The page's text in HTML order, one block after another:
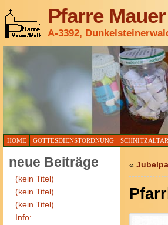
Pfarre
A-3392,
HOME GOTTESDIENSTORDNUNG SCHNITZALTAR
neue Beiträge
(kein Titel)
(kein Titel)
(kein Titel)
Info:
«